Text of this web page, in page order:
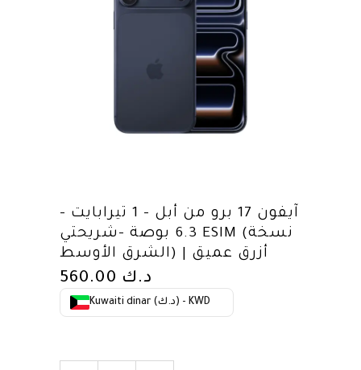
آيفون 17 برو من أبل – 1 تيرابايت –
6.3 بوصة -شريحتي ESIM (نسخة
الشرق الأوسط) | أزرق عميق
د.ك
Kuwaiti dinar (د.ك) - KWD